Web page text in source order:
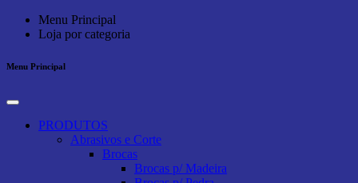
Menu Principal
Loja por categoria
Menu Principal
PRODUTOS
Abrasivos e Corte
Brocas
Brocas p/ Madeira